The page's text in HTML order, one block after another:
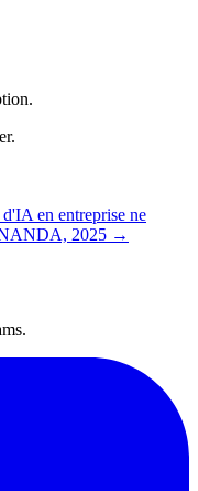
en entreprise ne
NANDA, 2025 →